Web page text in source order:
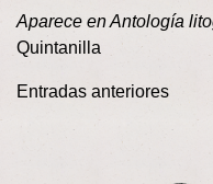
Aparece enAntología
Quintanilla
Navegación
Entradas anteriores